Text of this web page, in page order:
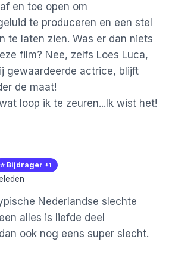
en toe open om
te produceren en een stel
te laten zien. Was er dan niets
film? Nee, zelfs Loes Luca,
gewaardeerde actrice, blijft
de maat!
loop ik te zeuren...Ik wist het!
⭐️ Bijdrager +1
Nederlandse slechte
alles is liefde deel
ook nog eens super slecht.